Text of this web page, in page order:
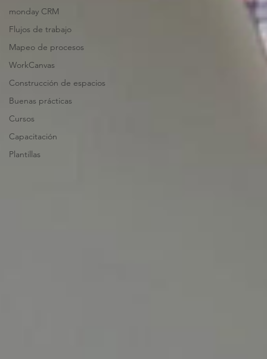
monday CRM
Flujos de trabajo
Mapeo de procesos
WorkCanvas
Construcción de espacios
Buenas prácticas
Cursos
Capacitación
Plantillas